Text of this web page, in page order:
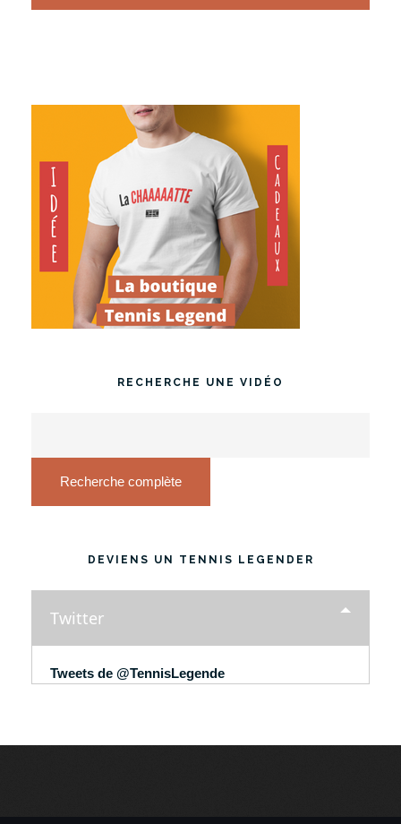
RECHERCHE UNE VIDÉO
Recherche complète
DEVIENS UN TENNIS LEGENDER
Twitter
Tweets de @TennisLegende